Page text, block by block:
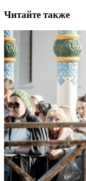
Читайте также